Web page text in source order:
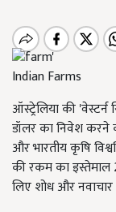
Indian Farms
ऑस्ट्रेलिया की
डॉलर का निवेश करने
और भारतीय कृषि
की रकम का
लिए शोध और